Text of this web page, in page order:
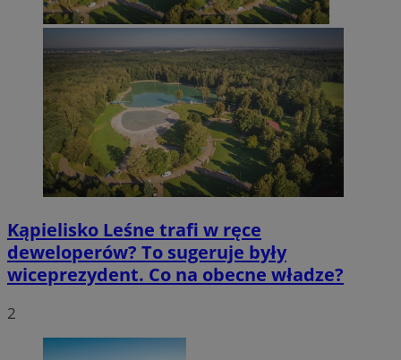
Kąpielisko Leśne trafi w ręce
deweloperów? To sugeruje były
wiceprezydent. Co na obecne władze?
2